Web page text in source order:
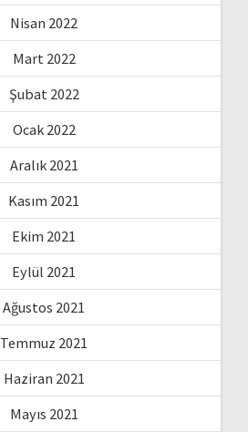
Nisan 2022
Mart 2022
Şubat 2022
Ocak 2022
Aralık 2021
Kasım 2021
Ekim 2021
Eylül 2021
Ağustos 2021
Temmuz 2021
Haziran 2021
Mayıs 2021